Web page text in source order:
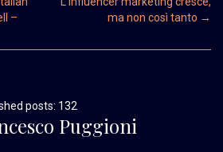
–
ma non così tanto →
posts: 132
Puggioni